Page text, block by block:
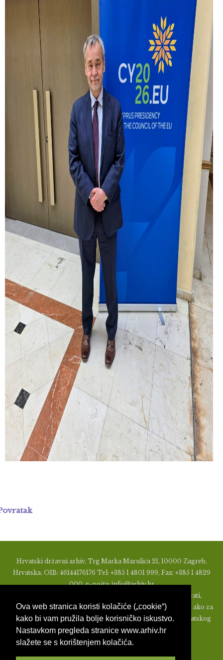
Ova web stranica koristi kolačiće („cookie“)
kako bi vam pružila bolje korisničko iskustvo.
Nastavkom pregleda stranice www.arhiv.hr
slažete se s korištenjem kolačića.
Hrvatski državni arhiv, Trg Marka Marulića 21, 10000 Zagreb,
Hrvatska. OIB: 46144176176 Tel: +385 1 4801 999, Fax: +385 1 4829
000, e-pošta: info@arhiv.hr
Zabranjeno je u bilo kojem obliku objavljivati, distribuirati,
mijenjati ili na ikoji način koristiti materijale s ovih stranica, ako za
to nije prethodno izdato pismeno odobrenje od strane Hrvatskog
državnog arhiva.